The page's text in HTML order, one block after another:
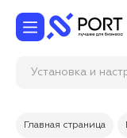
Установка и
Главная страница